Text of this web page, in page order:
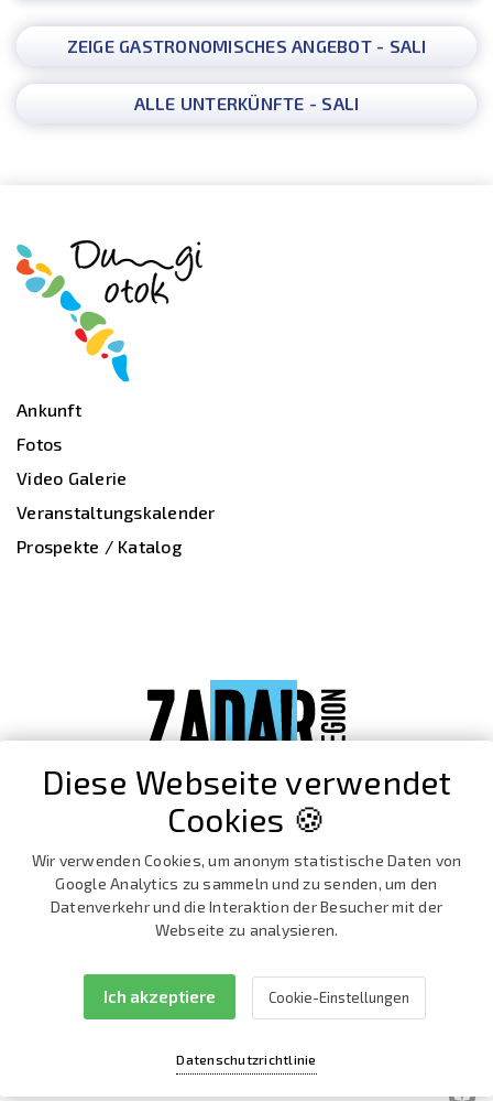
ZEIGE GASTRONOMISCHES ANGEBOT - SALI
ALLE UNTERKÜNFTE - SALI
Ankunft
Fotos
Video Galerie
Veranstaltungskalender
Prospekte / Katalog
Instagram
Diese Webseite verwendet
Cookies 🍪
Wir verwenden Cookies, um anonym statistische Daten von
Google Analytics zu sammeln und zu senden, um den
Datenverkehr und die Interaktion der Besucher mit der
Webseite zu analysieren.
Datenschutzrichtlinie
Ich akzeptiere Cookie-Einstellungen